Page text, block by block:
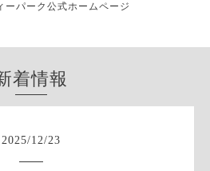
ーパーク公式ホームページ
着情報
2025/12/23